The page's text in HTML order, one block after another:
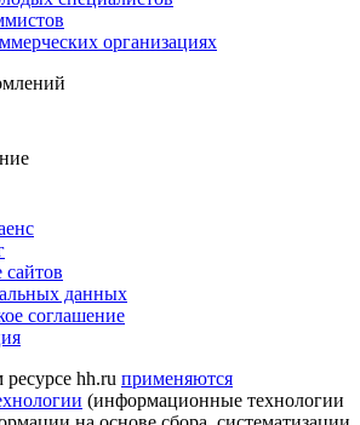
организациях
сайтов
данных
соглашение
hh.ru применяются
(информационные технологии